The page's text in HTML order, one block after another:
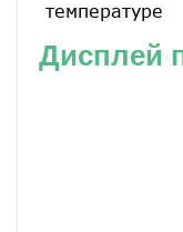
температуре
Дисплей